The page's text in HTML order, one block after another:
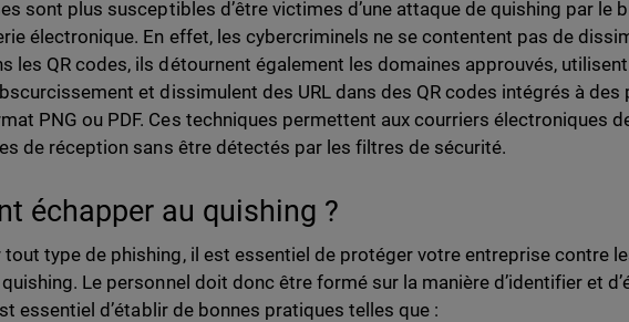
sont plus susceptibles d’être victimes d’une attaque de quishing par le
électronique. En effet, les cybercriminels ne se contentent pas de
les QR codes, ils détournent également les domaines approuvés,
et dissimulent des URL dans des QR codes intégrés à des
PNG ou PDF. Ces techniques permettent aux courriers électroniques
de réception sans être détectés par les filtres de sécurité.
échapper au quishing ?
tout type de phishing, il est essentiel de protéger votre entreprise contre
Le personnel doit donc être formé sur la manière d’identifier et
essentiel d’établir de bonnes pratiques telles que :